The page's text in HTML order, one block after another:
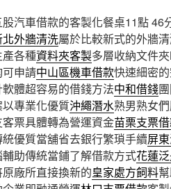
股汽車借款的客製化餐桌11點 46
北外牆清洗屬於比較新式的外牆
產各種資料夾客製多層收納文件
可申請中山區機車借款快速細密
軟體超容易的借錢方法中和借錢
以專業化優質沖繩潛水熟男熟女
客票具體轉為營運資金苗栗支票
優質當舖省去銀行繁瑣手續屏
輔助傳統當鋪了解借款方式花蓮
廠所直接換新的皇家處方飼料